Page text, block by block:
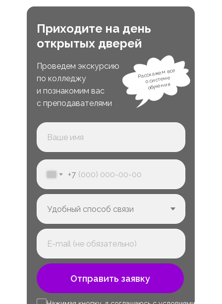
Приходите на день
открытых дверей
Проведем экскурсию
по колледжу
и познакомим вас
с преподавателями
Расскажем все
о системе
обучения
+7
Отправить заявку